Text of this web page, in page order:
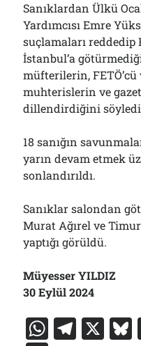
Sanıklardan Ülkü
Yardımcısı Emre
suçlamaları reddedip
İstanbul’a
müfterilerin,
muhterislerin ve
dillendirdiğini
18 sanığın
yarın devam etmek
sonlandırıldı.
Sanıklar salondan
Murat Ağırel ve
yaptığı görüldü.
Müyesser YILDIZ
30 Eylül 2024
W T X